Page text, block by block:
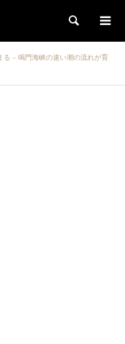
検索
る – 鳴門海峡の速い潮の流れが育